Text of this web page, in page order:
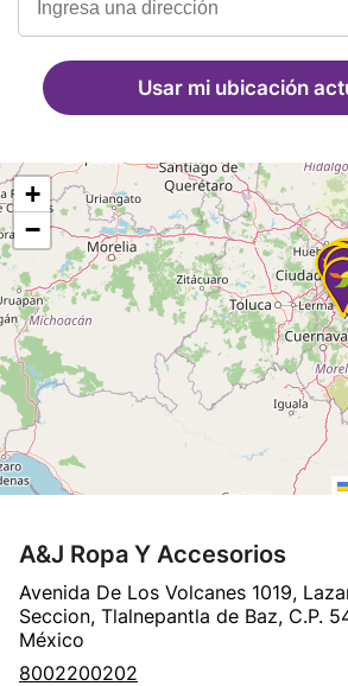
Usar mi ubicación
A&J Ropa Y Accesorios
Avenida De Los Volcanes 1019,
Seccion, Tlalnepantla de Baz, C.P.
México
8002200202
+
−